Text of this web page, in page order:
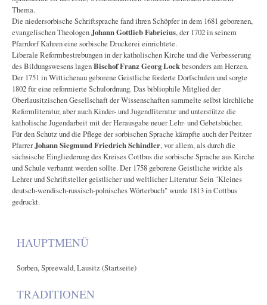
Thema.
Die niedersorbische Schriftsprache fand ihren Schöpfer in dem 1681 geborenen,
evangelischen TheologenJohann Gottlieb Fabricius, der 1702 in seinem
Pfarrdorf Kahren eine sorbische Druckerei einrichtete.
Liberale Reformbestrebungen in der katholischen Kirche und die Verbesserung
des Bildungswesens lagenBischof Franz Georg Lockbesonders am Herzen.
Der 1751 in Wittichenau geborene Geistliche förderte Dorfschulen und sorgte
1802 für eine reformierte Schulordnung. Das bibliophile Mitglied der
Oberlausitzischen Gesellschaft der Wissenschaften sammelte selbst kirchliche
Reformliteratur, aber auch Kinder- und Jugendliteratur und unterstütze die
katholische Jugendarbeit mit der Herausgabe neuer Lehr- und Gebetsbücher.
Für den Schutz und die Pflege der sorbischen Sprache kämpfte auch der Peitzer
PfarrerJohann Siegmund Friedrich Schindler, vor allem, als durch die
sächsische Eingliederung des Kreises Cottbus die sorbische Sprache aus Kirche
und Schule verbannt werden sollte. Der 1758 geborene Geistliche wirkte als
Lehrer und Schriftsteller geistlicher und weltlicher Literatur. Sein "Kleines
deutsch-wendisch-russisch-polnisches Wörterbuch" wurde 1813 in Cottbus
gedruckt.
HAUPTMENÜ
Sorben, Spreewald, Lausitz (Startseite)
TRADITIONEN